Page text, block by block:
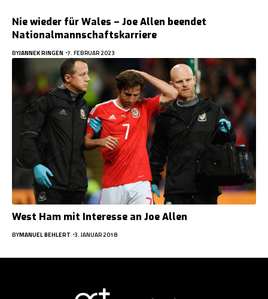
Nie wieder für Wales – Joe Allen beendet
Nationalmannschaftskarriere
BYJANNEK RINGEN 7. FEBRUAR 2023
West Ham mit Interesse an Joe Allen
BYMANUEL BEHLERT 3. JANUAR 2018